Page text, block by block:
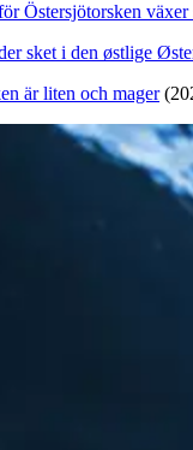
Östersjötorsken växer
sket i den østlige
är liten och mager